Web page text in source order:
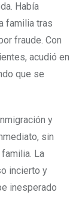
Había
familia tras
fraude. Con
acudió en
que se
y
sin
La
incierto y
inesperado